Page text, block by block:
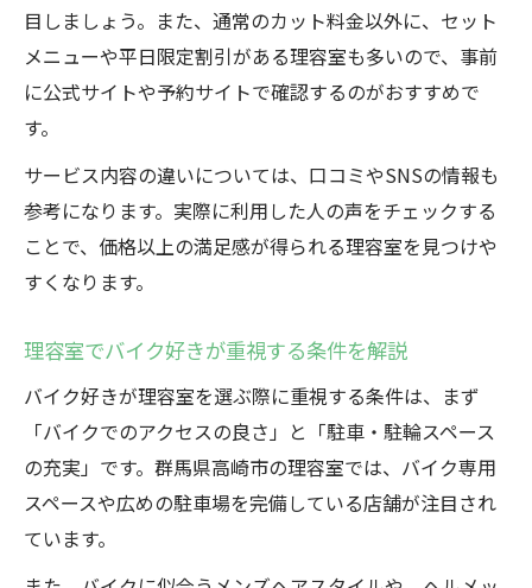
目しましょう。また、通常のカット料金以外に、セット
メニューや平日限定割引がある理容室も多いので、事前
に公式サイトや予約サイトで確認するのがおすすめで
す。
サービス内容の違いについては、口コミやSNSの情報も
参考になります。実際に利用した人の声をチェックする
ことで、価格以上の満足感が得られる理容室を見つけや
すくなります。
理容室でバイク好きが重視する条件を解説
バイク好きが理容室を選ぶ際に重視する条件は、まず
「バイクでのアクセスの良さ」と「駐車・駐輪スペース
の充実」です。群馬県高崎市の理容室では、バイク専用
スペースや広めの駐車場を完備している店舗が注目され
ています。